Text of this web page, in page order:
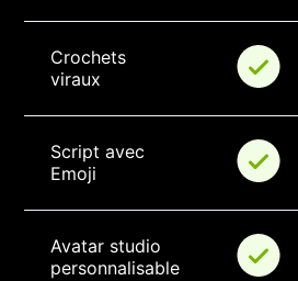
Crochets
viraux
Script avec
Emoji
Avatar studio
personnalisable